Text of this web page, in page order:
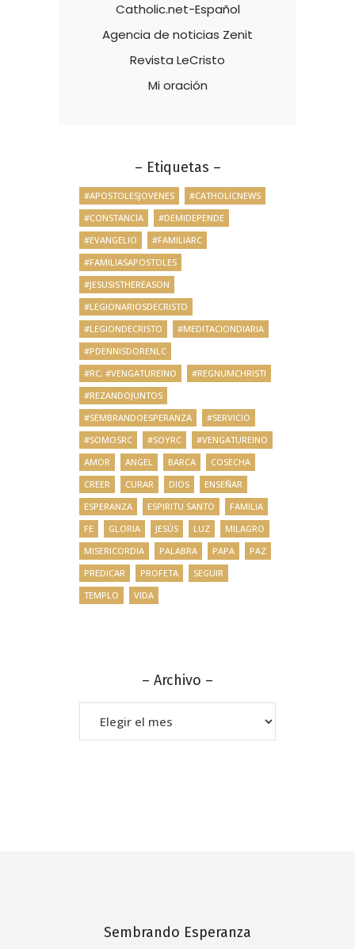
Catholic.net-Español
Agencia de noticias Zenit
Revista LeCristo
Mi oración
– Etiquetas –
#APOSTOLESJOVENES
#CATHOLICNEWS
#CONSTANCIA
#DEMIDEPENDE
#EVANGELIO
#FAMILIARC
#FAMILIASAPOSTOLES
#JESUSISTHEREASON
#LEGIONARIOSDECRISTO
#LEGIONDECRISTO
#MEDITACIONDIARIA
#PDENNISDORENLC
#RC; #VENGATUREINO
#REGNUMCHRISTI
#REZANDOJUNTOS
#SEMBRANDOESPERANZA
#SERVICIO
#SOMOSRC
#SOYRC
#VENGATUREINO
AMOR
ANGEL BARCA
COSECHA
CREER
CURAR DIOS
ENSEÑAR
ESPERANZA
ESPIRITU SANTO
FAMILIA
FE
GLORIA JESÚS LUZ
MILAGRO
MISERICORDIA
PALABRA PAPA
PAZ
PREDICAR
PROFETA
SEGUIR
TEMPLO
VIDA
– Archivo –
–
Archivo
–
Sembrando Esperanza